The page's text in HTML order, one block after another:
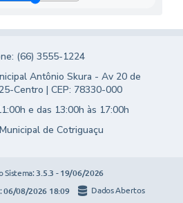
(66) 3555-1224
Antônio Skura - Av 20 de
Centro | CEP: 78330-000
e das 13:00h às 17:00h
de Cotriguaçu
Sistema: 3.5.3 - 19/06/2026
06/08/2026 18:09 Dados Abertos